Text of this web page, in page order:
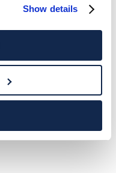
Show details